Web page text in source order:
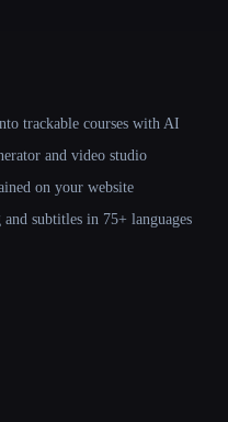
trackable courses with AI
and video studio
on your website
subtitles in 75+ languages